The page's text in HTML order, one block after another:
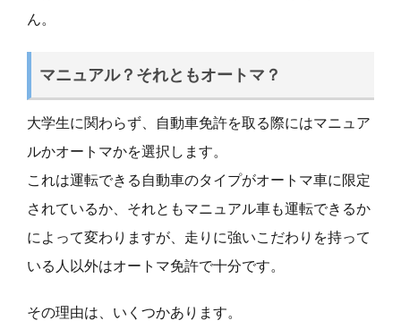
ん。
マニュアル？それともオートマ？
大学生に関わらず、自動車免許を取る際にはマニュア
ルかオートマかを選択します。
これは運転できる自動車のタイプがオートマ車に限定
されているか、それともマニュアル車も運転できるか
によって変わりますが、走りに強いこだわりを持って
いる人以外はオートマ免許で十分です。
その理由は、いくつかあります。